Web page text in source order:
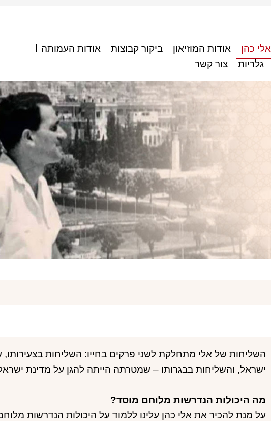
אלי כהן אודות המוזיאון ביקור קבוצות
אודות העמותה
גלריות צור קשר
השליחות של אלי מתחלקת לשני פרקים בחייו: השליחות
ישראל, והשליחות בבגרותו – שמטרתה הייתה להגן על מדינת
מה היכולות הנדרשות מלוחם מוסד?
על מנת להכיר את אלי כהן עלינו ללמוד על היכולות הנדרשות